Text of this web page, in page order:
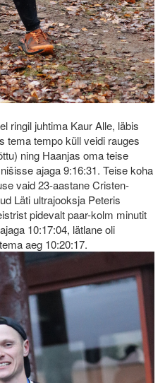
ringil juhtima Kaur Alle, läbis
tema tempo küll veidi rauges
ning Haanjas oma teise
ajaga 9:16:31. Teise koha
vaid 23-aastane Cristen-
Läti ultrajooksja Peteris
pidevalt paar-kolm minutit
10:17:04, lätlane oli
aeg 10:20:17.